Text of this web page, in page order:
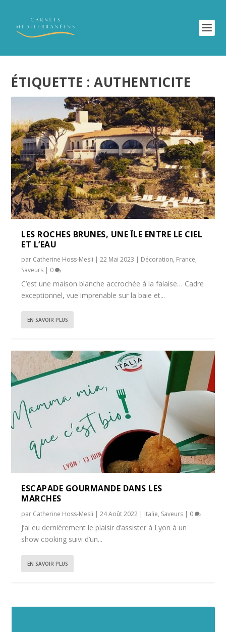
ÉTIQUETTE :AUTHENTICITE
LES ROCHES BRUNES, UNE ÎLE ENTRE LE CIEL
ET L’EAU
par Catherine Hoss-Mesli |22 Mai 2023 | Décoration, France,
Saveurs | 0
C’est une maison blanche accrochée à la falaise… Cadre
exceptionnel, vue imprenable sur la baie et...
EN SAVOIR PLUS
ESCAPADE GOURMANDE DANS LES
MARCHES
par Catherine Hoss-Mesli |24 Août 2022 | Italie, Saveurs | 0
J’ai eu dernièrement le plaisir d’assister à Lyon à un
show cooking suivi d’un...
EN SAVOIR PLUS